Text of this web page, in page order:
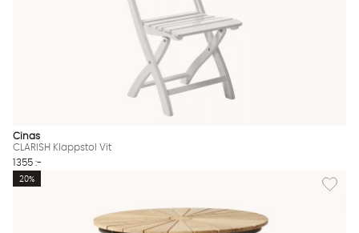
Cinas
CLARISH Klappstol Vit
1355 :-
Lägg
20%